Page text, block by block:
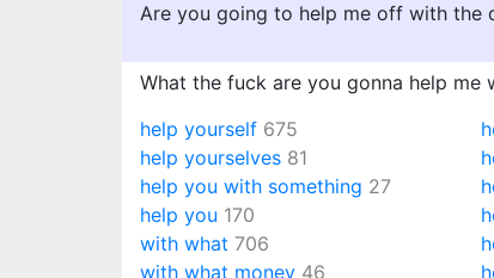
Are you going to help me off with the
What the fuck are you gonna help me
help yourself 675
help yourselves 81
help you with something 27
help you 170
with what 706
with what money 46